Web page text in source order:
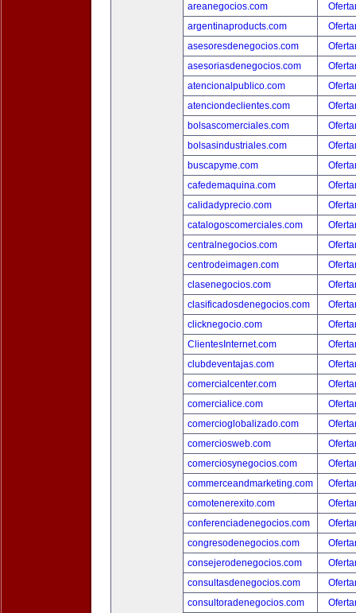
areanegocios.com
argentinaproducts.com
asesoresdenegocios.com
asesoriasdenegocios.com
atencionalpublico.com
atenciondeclientes.com
bolsascomerciales.com
bolsasindustriales.com
buscapyme.com
cafedemaquina.com
calidadyprecio.com
catalogoscomerciales.com
centralnegocios.com
centrodeimagen.com
clasenegocios.com
clasificadosdenegocios.com
clicknegocio.com
ClientesInternet.com
clubdeventajas.com
comercialcenter.com
comercialice.com
comercioglobalizado.com
comerciosweb.com
comerciosynegocios.com
commerceandmarketing.com
comotenerexito.com
conferenciadenegocios.com
congresodenegocios.com
consejerodenegocios.com
consultasdenegocios.com
consultoradenegocios.com